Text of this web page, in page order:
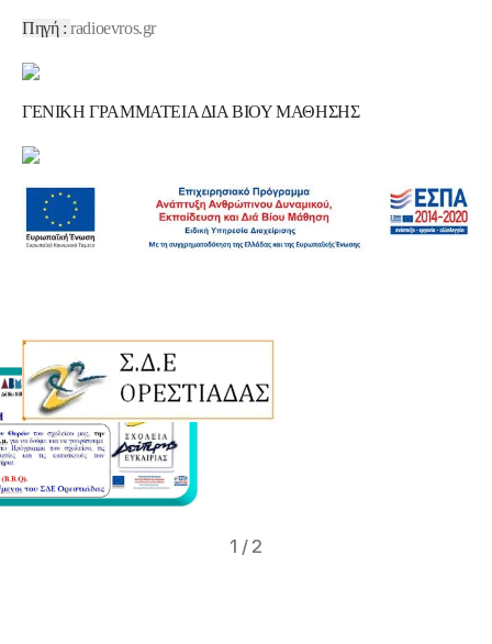
Πηγή :radioevros.gr
ΓΕΝΙΚΗ ΓΡΑΜΜΑΤΕΙΑ ΔΙΑ ΒΙΟΥ ΜΑΘΗΣΗΣ
1 /2